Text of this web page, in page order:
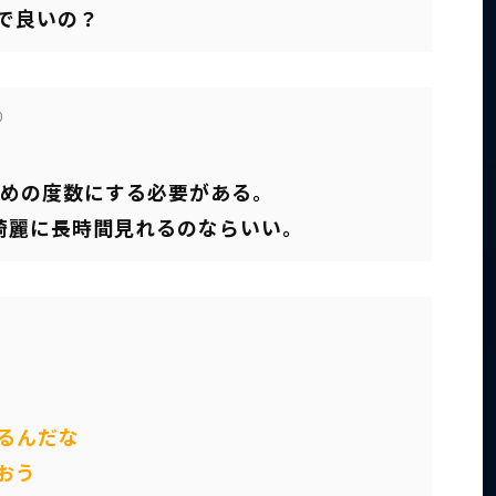
良いの？
の度数にする必要がある。
に長時間見れるのならいい。
んだな
う